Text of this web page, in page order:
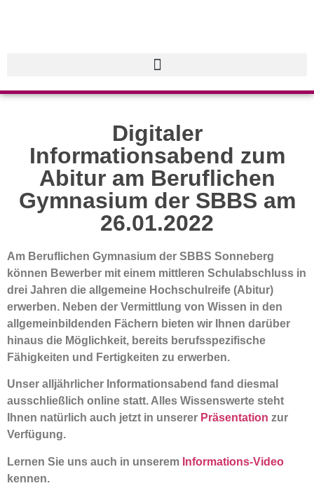
Digitaler
Informationsabend zum
Abitur am Beruflichen
Gymnasium der SBBS am
26.01.2022
Am Beruflichen Gymnasium der SBBS Sonneberg
können Bewerber mit einem mittleren Schulabschluss in
drei Jahren die allgemeine Hochschulreife (Abitur)
erwerben. Neben der Vermittlung von Wissen in den
allgemeinbildenden Fächern bieten wir Ihnen darüber
hinaus die Möglichkeit, bereits berufsspezifische
Fähigkeiten und Fertigkeiten zu erwerben.
Unser alljährlicher Informationsabend fand diesmal
ausschließlich online statt. Alles Wissenswerte steht
Ihnen natürlich auch jetzt in unserer Präsentation zur
Verfügung.
Lernen Sie uns auch in unserem Informations-Video
kennen.